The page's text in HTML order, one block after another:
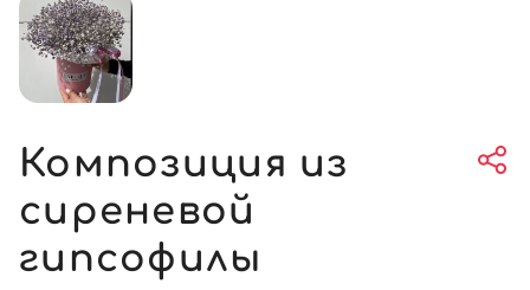
Композиция из
сиреневой
гипсофилы